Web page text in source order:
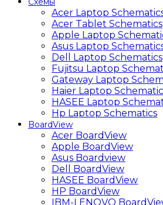
Acer Laptop
Acer Tablet Schematics
Apple Laptop
Asus Laptop
Dell Laptop Schematics
Fujitsu Laptop
Gateway Laptop
Haier Laptop
HASEE Laptop
Hp Laptop Schematics
BoardView
Acer BoardView
Apple BoardView
Asus Boardview
Dell BoardView
HASEE BoardView
HP BoardView
IBM-LENOVO